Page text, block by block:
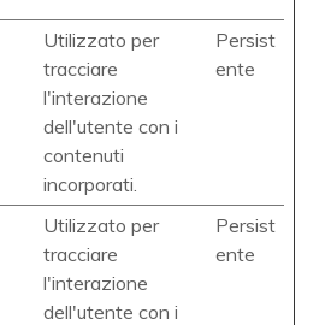
Utilizzato per
tracciare
l'interazione
dell'utente con i
contenuti
incorporati.
Persist
ente
Utilizzato per
tracciare
l'interazione
dell'utente con i
Persist
ente